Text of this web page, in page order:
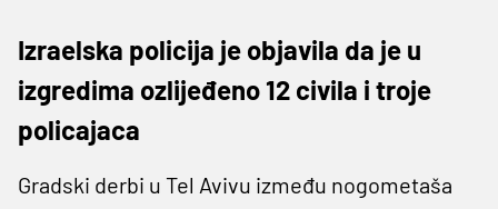
Izraelska policija je objavila da je u
izgredima ozlijeđeno 12 civila i troje
policajaca
Gradski derbi u Tel Avivu između nogometaša